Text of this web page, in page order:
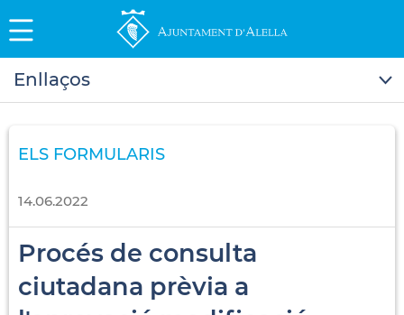
Enllaços
ELS FORMULARIS
14.06.2022
Procés de consulta
ciutadana prèvia a